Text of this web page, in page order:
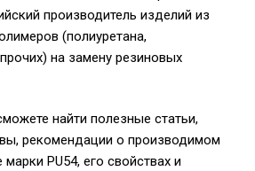
производитель изделий из
(полиуретана,
на замену резиновых
найти полезные статьи,
рекомендации о производимом
PU54, его свойствах и